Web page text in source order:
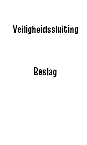
Veiligheidssluiting
Beslag